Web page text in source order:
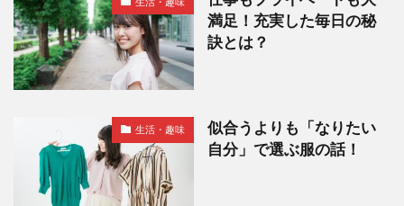
満足！充実した毎日の秘
訣とは？
生活・趣味
似合うよりも「なりたい
自分」で選ぶ服の話！